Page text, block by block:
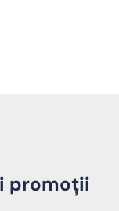
promoții